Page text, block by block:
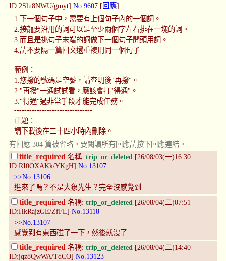
ID:2Slu8NWU/gmyt] No.9607 [ 回應]
1.下一個句子中，需要有上個句子內的一個詞。
2.接龍要沿用的詞可以是至少兩個字左右排在一塊的詞。
3.而且是挑句子末端的詞做下一個句子開頭用詞。
4.請不要隔一篇回文還重複用同一個句子
範例：
1.您撥的號碼是空號，請查明後"再撥"。
2."再撥"一通試試看，應該會打"得通"。
3."得通"過非常手段才能完成任務。
-------------------------------
正題：
請下載後在二十四小時內刪除。
有回應 304 篇被省略。要閱讀所有回應請按下回應連結。
title_required 名稱: trip_or_deleted [26/08/03(一)16:30
ID:RI0OXAKk/YKgH] No.13107
>>No.13106
進來了嗎？不是大象先生？完全沒感覺到
title_required 名稱: trip_or_deleted [26/08/04(二)07:51
ID:HkRajzGE/ZfFL] No.13118
>>No.13107
感覺到有東西碰了一下，然後就沒了
title_required 名稱: trip_or_deleted [26/08/04(二)14:40
ID:jqz8QwWA/TdCO] No.13123